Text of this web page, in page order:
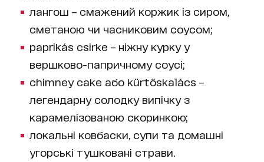
лангош – смажений коржик із сиром,
сметаною чи часниковим соусом;
paprikás csirke – ніжну курку у
вершково-папричному соусі;
chimney cake або kürtőskalács –
легендарну солодку випічку з
карамелізованою скоринкою;
локальні ковбаски, супи та домашні
угорські тушковані страви.